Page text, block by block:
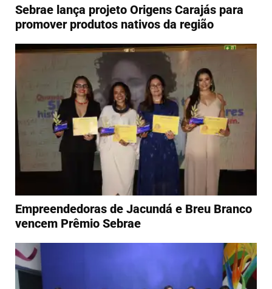
Sebrae lança projeto Origens Carajás para
promover produtos nativos da região
Empreendedoras de Jacundá e Breu Branco
vencem Prêmio Sebrae